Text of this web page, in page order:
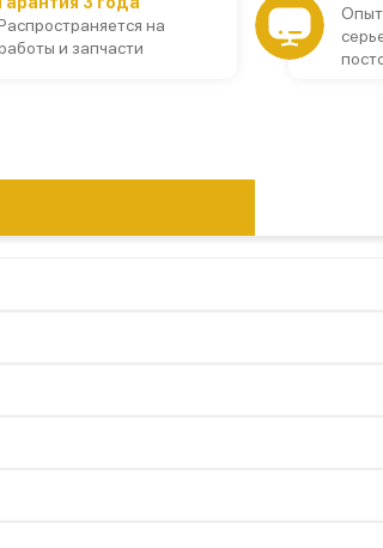
на
и запчасти
Опыт